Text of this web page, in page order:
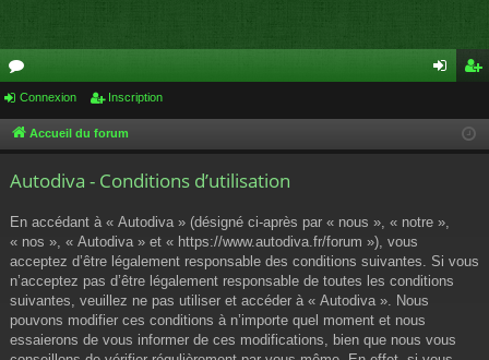
or
u cri
Connexion Inscription
Accueil du forum
Autodiva - Conditions d’utilisation
En accédant à « Autodiva » (désigné ci-après par « nous », « notre »,
« nos », « Autodiva » et « https://www.autodiva.fr/forum »), vous
acceptez d’être légalement responsable des conditions suivantes. Si vous
n’acceptez pas d’être légalement responsable de toutes les conditions
suivantes, veuillez ne pas utiliser et accéder à « Autodiva ». Nous
pouvons modifier ces conditions à n’importe quel moment et nous
essaierons de vous informer de ces modifications, bien que nous vous